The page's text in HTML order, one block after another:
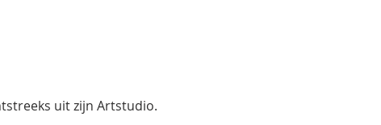
uit zijn Artstudio.